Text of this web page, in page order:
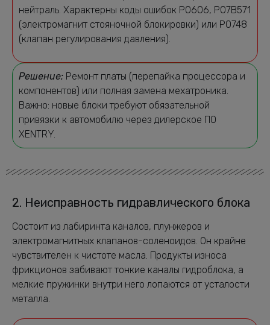
нейтраль. Характерны коды ошибок P0606, P07B571
(электромагнит стояночной блокировки) или P0748
(клапан регулирования давления).
Решение: Ремонт платы (перепайка процессора и
компонентов) или полная замена мехатроника.
Важно: новые блоки требуют обязательной
привязки к автомобилю через дилерское ПО
XENTRY.
2. Неисправность гидравлического блока
Состоит из лабиринта каналов, плунжеров и
электромагнитных клапанов-соленоидов. Он крайне
чувствителен к чистоте масла. Продукты износа
фрикционов забивают тонкие каналы гидроблока, а
мелкие пружинки внутри него лопаются от усталости
металла.